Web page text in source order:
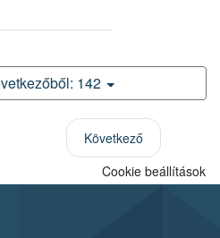
142
Következő
Cookie beállítások